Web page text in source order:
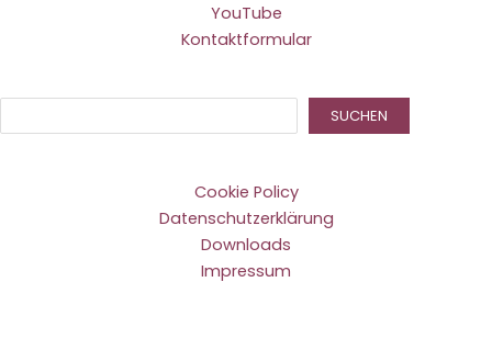
YouTube
Kontaktformular
SUCHEN
Cookie Policy
Datenschutzerklärung
Downloads
Impressum